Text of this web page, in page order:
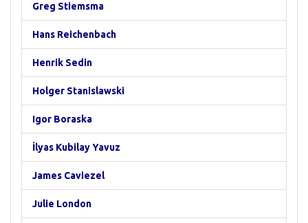
Greg Stiemsma
Hans Reichenbach
Henrik Sedin
Holger Stanislawski
Igor Boraska
İlyas Kubilay Yavuz
James Caviezel
Julie London